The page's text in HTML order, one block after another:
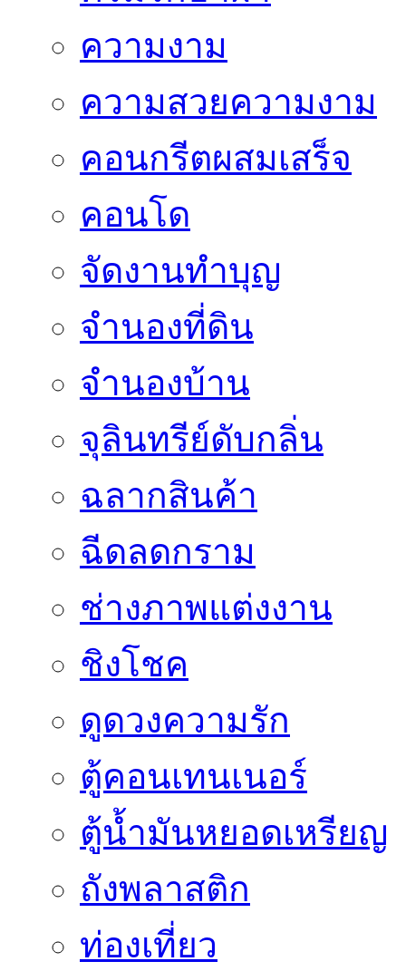
ความงาม
ความสวยความงาม
คอนกรีตผสมเสร็จ
คอนโด
จัดงานทำบุญ
จำนองที่ดิน
จำนองบ้าน
จุลินทรีย์ดับกลิ่น
ฉลากสินค้า
ฉีดลดกราม
ช่างภาพแต่งงาน
ชิงโชค
ดูดวงความรัก
ตู้คอนเทนเนอร์
ตู้น้ำมันหยอดเหรียญ
ถังพลาสติก
ท่องเที่ยว